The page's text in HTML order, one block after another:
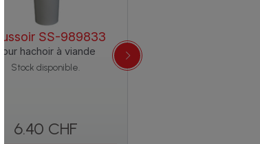
Poussoir SS-989833
Pour hachoir à viande
Stock disponible.
6.40 CHF